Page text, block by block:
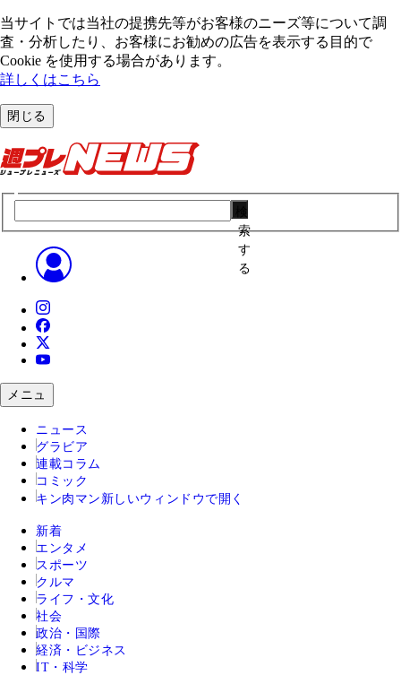
当サイトでは当社の提携先等がお客様のニーズ等について調
査・分析したり、お客様にお勧めの広告を表⽰する⽬的で
Cookie を使⽤する場合があります。
詳しくはこちら
閉じる
索
す
る
メニュ
ニュース
グラビア
連載コラム
コミック
キン肉マン 新しいウィンドウで開く
新着
エンタメ
スポーツ
クルマ
ライフ・文化
社会
政治・国際
経済・ビジネス
IT・科学